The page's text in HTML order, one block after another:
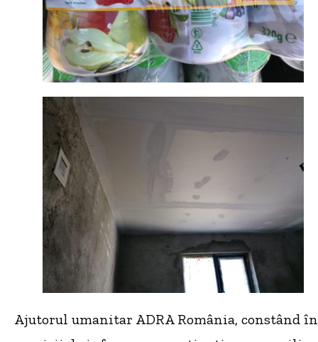
Ajutorul umanitar ADRA România, constând în